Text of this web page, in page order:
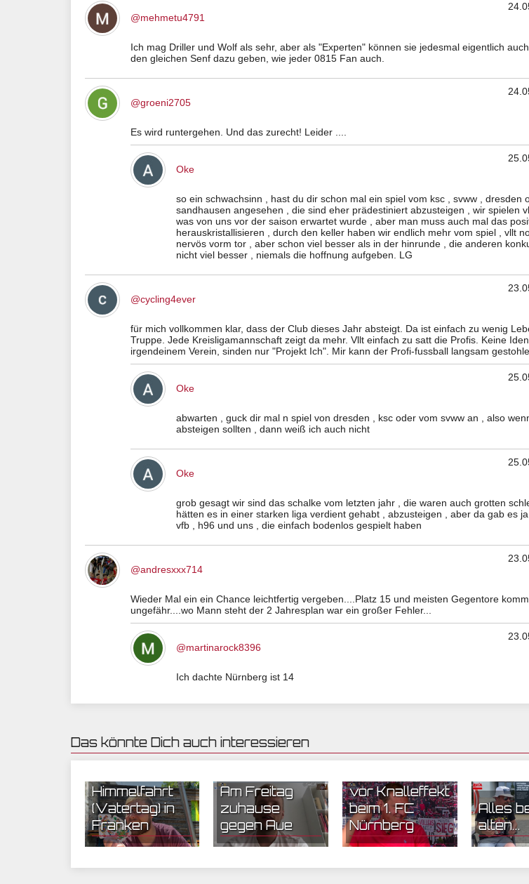
@mehmetu4791
Ich mag Driller und Wolf als sehr, aber als "Experten" können sie jedesmal eigentlich
den gleichen Senf dazu geben, wie jeder 0815 Fan auch.
@groeni2705
Es wird runtergehen. Und das zurecht! Leider ....
Oke
so ein schwachsinn , hast du dir schon mal ein spiel vom ksc , svww , dresden
sandhausen angesehen , die sind eher prädestiniert abzusteigen , wir spielen
was von uns vor der saison erwartet wurde , aber man muss auch mal das
herauskristallisieren , durch den keller haben wir endlich mehr vom spiel , vllt
nervös vorm tor , aber schon viel besser als in der hinrunde , die anderen
nicht viel besser , niemals die hoffnung aufgeben. LG
@cycling4ever
für mich vollkommen klar, dass der Club dieses Jahr absteigt. Da ist einfach zu wenig
Truppe. Jede Kreisligamannschaft zeigt da mehr. Vllt einfach zu satt die Profis. Keine
irgendeinem Verein, sinden nur "Projekt Ich". Mir kann der Profi-fussball langsam
Oke
abwarten , guck dir mal n spiel von dresden , ksc oder vom svww an , also
absteigen sollten , dann weiß ich auch nicht
Oke
grob gesagt wir sind das schalke vom letzten jahr , die waren auch grotten
hätten es in einer starken liga verdient gehabt , abzusteigen , aber da gab es
vfb , h96 und uns , die einfach bodenlos gespielt haben
@andresxxx714
Wieder Mal ein ein Chance leichtfertig vergeben....Platz 15 und meisten Gegentore
ungefähr....wo Mann steht der 2 Jahresplan war ein großer Fehler...
@martinarock8396
Ich dachte Nürnberg ist 14
Das könnte Dich auch interessieren
Himmelfahrt
(Vatertag) in
Franken
Am Freitag
zuhause
gegen Aue
vor Knalleffekt
beim 1. FC
Nürnberg
Alles
alten...